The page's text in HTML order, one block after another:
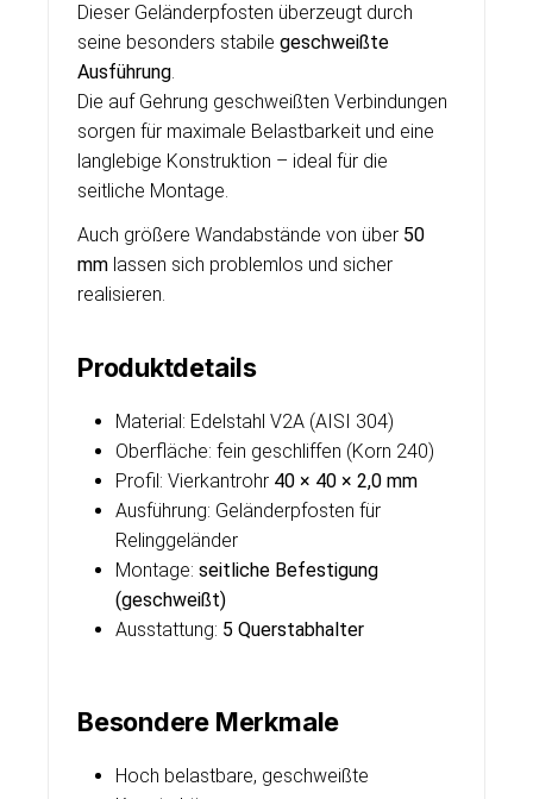
Dieser Geländerpfosten überzeugt durch
seine besonders stabile geschweißte
Ausführung.
Die auf Gehrung geschweißten Verbindungen
sorgen für maximale Belastbarkeit und eine
langlebige Konstruktion – ideal für die
seitliche Montage.
Auch größere Wandabstände von über 50
mm lassen sich problemlos und sicher
realisieren.
Produktdetails
Material: Edelstahl V2A (AISI 304)
Oberfläche: fein geschliffen (Korn 240)
Profil: Vierkantrohr 40 × 40 × 2,0 mm
Ausführung: Geländerpfosten für
Relinggeländer
Montage: seitliche Befestigung
(geschweißt)
Ausstattung: 5 Querstabhalter
Besondere Merkmale
Hoch belastbare, geschweißte